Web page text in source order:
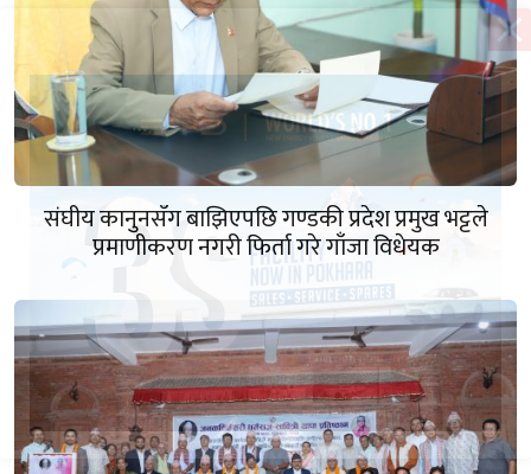
संघीय कानुनसँग बाझिएपछि गण्डकी प्रदेश प्रमुख भट्टले
प्रमाणीकरण नगरी फिर्ता गरे गाँजा विधेयक